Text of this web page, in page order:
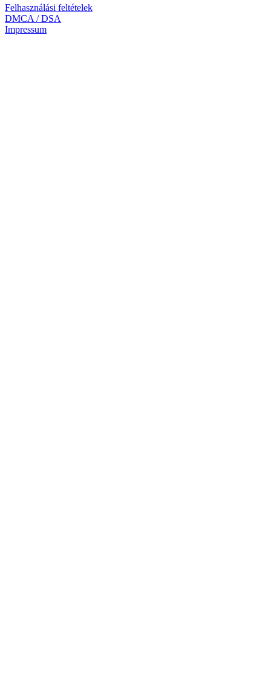
Felhasználási feltételek
DMCA / DSA
Impressum